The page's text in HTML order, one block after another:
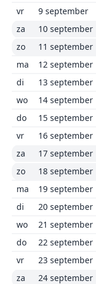
vr 9 september
za
10 september
zo
11 september
ma
12 september
di
13 september
wo
14 september
do
15 september
vr
16 september
za
17 september
zo
18 september
ma
19 september
di
20 september
wo
21 september
do
22 september
vr
23 september
za
24 september